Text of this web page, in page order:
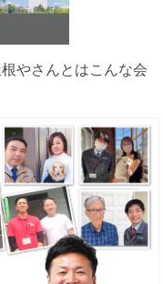
やさんとはこんな会